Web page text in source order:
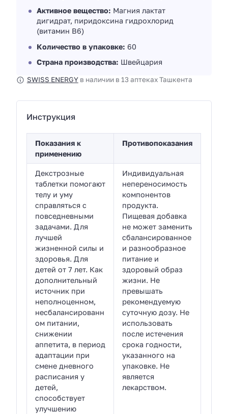
Активное вещество: Магния лактат
дигидрат, пиридоксина гидрохлорид
(витамин В6)
Количество в упаковке: 60
Страна производства: Швейцария
SWISS ENERGYв наличии в 13 аптеках Ташкента
Инструкция
Показания к
применению
Противопоказания
Декстрозные
таблетки помогают
телу и уму
справляться с
повседневными
задачами. Для
лучшей
жизненной силы и
здоровья. Для
детей от 7 лет. Как
дополнительный
источник при
неполноценном,
несбалансированн
ом питании,
снижении
аппетита, в период
адаптации при
смене дневного
расписания у
детей,
способствует
улучшению
Индивидуальная
непереносимость
компонентов
продукта.
Пищевая добавка
не может заменить
сбалансированное
и разнообразное
питание и
здоровый образ
жизни. Не
превышать
рекомендуемую
суточную дозу. Не
использовать
после истечения
срока годности,
указанного на
упаковке. Не
является
лекарством.